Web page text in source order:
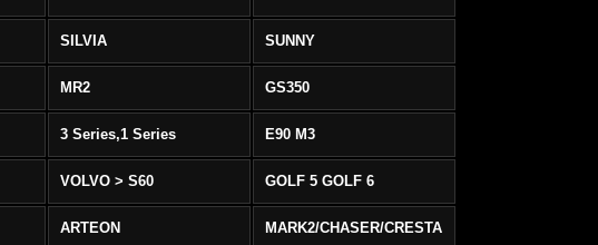
SILVIA SUNNY
MR2 GS350
3 Series,1 Series E90 M3
VOLVO > S60 GOLF 5 GOLF 6
ARTEON MARK2/CHASER/CRESTA